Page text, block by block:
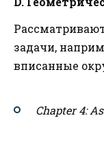
задачи,
вписанные
Chapter 4: